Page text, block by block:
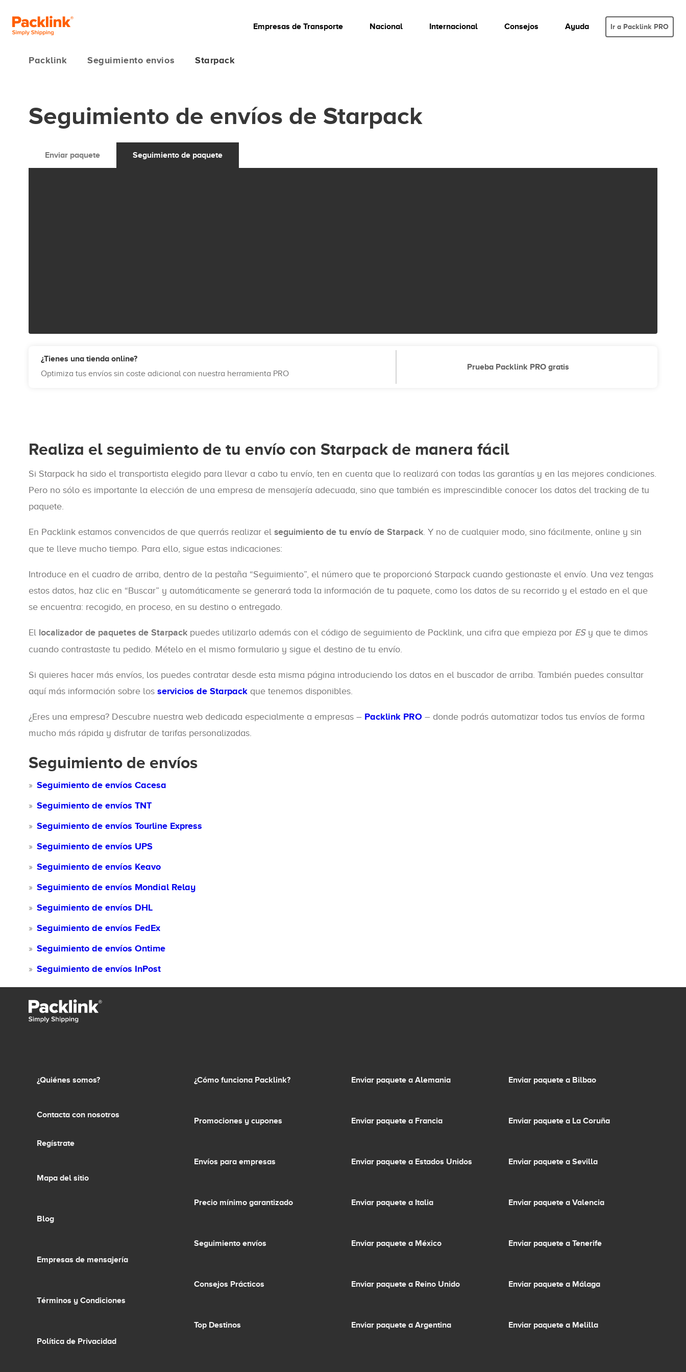
Empresas de Transporte Nacional Internacional Consejos Ayuda Ir a Packlink PRO
Packlink Seguimiento envios Starpack
Seguimiento de envíos de Starpack
Enviar paquete Seguimiento de paquete
¿Tienes una tienda online?
Optimiza tus envíos sin coste adicional con nuestra herramienta PRO
Prueba Packlink PRO gratis
Realiza el seguimiento de tu envío con Starpack de manera fácil
Si Starpack ha sido el transportista elegido para llevar a cabo tu envío, ten en cuenta que lo realizará con todas las garantías y en las mejores condiciones.
Pero no sólo es importante la elección de una empresa de mensajería adecuada, sino que también es imprescindible conocer los datos del tracking de tu
paquete.
En Packlink estamos convencidos de que querrás realizar el seguimiento de tu envío de Starpack. Y no de cualquier modo, sino fácilmente, online y sin
que te lleve mucho tiempo. Para ello, sigue estas indicaciones:
Introduce en el cuadro de arriba, dentro de la pestaña “Seguimiento”, el número que te proporcionó Starpack cuando gestionaste el envío. Una vez tengas
estos datos, haz clic en “Buscar” y automáticamente se generará toda la información de tu paquete, como los datos de su recorrido y el estado en el que
se encuentra: recogido, en proceso, en su destino o entregado.
El localizador de paquetes de Starpack puedes utilizarlo además con el código de seguimiento de Packlink, una cifra que empieza por ESy que te dimos
cuando contrastaste tu pedido. Mételo en el mismo formulario y sigue el destino de tu envío.
Si quieres hacer más envíos, los puedes contratar desde esta misma página introduciendo los datos en el buscador de arriba. También puedes consultar
aquí más información sobre los servicios de Starpack que tenemos disponibles.
¿Eres una empresa? Descubre nuestra web dedicada especialmente a empresas – Packlink PRO – donde podrás automatizar todos tus envíos de forma
mucho más rápida y disfrutar de tarifas personalizadas.
Seguimiento de envíos
Seguimiento de envíos Cacesa
Seguimiento de envíos TNT
Seguimiento de envíos Tourline Express
Seguimiento de envíos UPS
Seguimiento de envíos Keavo
Seguimiento de envíos Mondial Relay
Seguimiento de envíos DHL
Seguimiento de envíos FedEx
Seguimiento de envíos Ontime
Seguimiento de envíos InPost
¿Quiénes somos?
Contacta con nosotros
Regístrate
Mapa del sitio
Blog
Empresas de mensajería
Términos y Condiciones
Política de Privacidad
¿Cómo funciona Packlink?
Promociones y cupones
Envíos para empresas
Precio mínimo garantizado
Seguimiento envíos
Consejos Prácticos
Top Destinos
Enviar paquete a Alemania
Enviar paquete a Francia
Enviar paquete a Estados Unidos
Enviar paquete a Italia
Enviar paquete a México
Enviar paquete a Reino Unido
Enviar paquete a Argentina
Enviar paquete a Bilbao
Enviar paquete a La Coruña
Enviar paquete a Sevilla
Enviar paquete a Valencia
Enviar paquete a Tenerife
Enviar paquete a Málaga
Enviar paquete a Melilla